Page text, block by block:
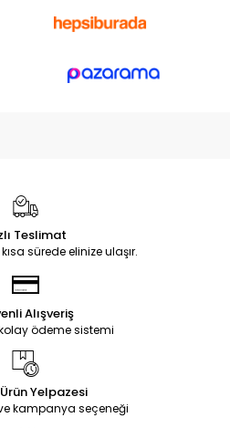
Teslimat
sürede elinize ulaşır.
Alışveriş
ödeme sistemi
Yelpazesi
kampanya seçeneği